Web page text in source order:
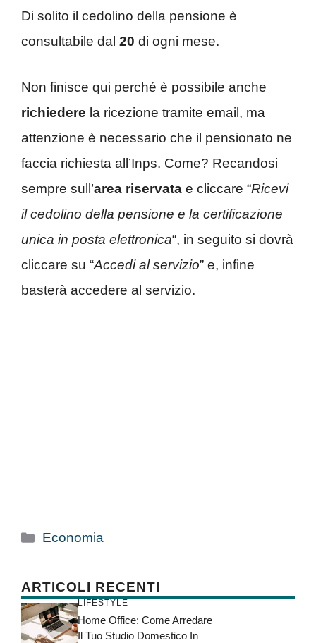
Di solito il cedolino della pensione è
consultabile dal 20 di ogni mese.
Non finisce qui perché è possibile anche
richiedere la ricezione tramite email, ma
attenzione è necessario che il pensionato ne
faccia richiesta all’Inps. Come? Recandosi
sempre sull’area riservata e cliccare “Ricevi
il cedolino della pensione e la certificazione
unica in posta elettronica“, in seguito si dovrà
cliccare su “Accedi al servizio” e, infine
basterà accedere al servizio.
Categorie
Economia
ARTICOLI RECENTI
LIFESTYLE
Home Office: Come Arredare
Il Tuo Studio Domestico In